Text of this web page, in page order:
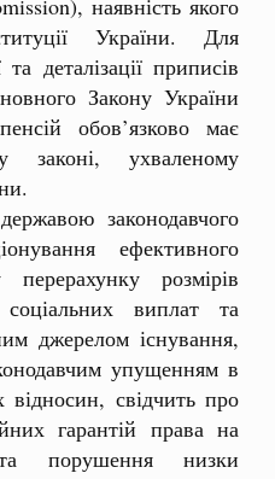
України. Для
деталізації приписів
Закону України
обов’язково має
ухваленому
законодавчого
ефективного
розмірів
виплат та
джерелом існування,
упущенням в
відносин, свідчить про
гарантій права на
порушення низки